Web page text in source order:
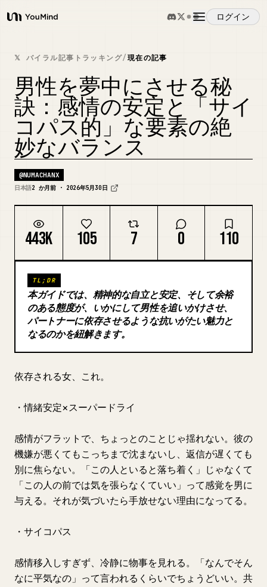
YouMind
ログイン
概要
ユースケース
スキル
プロンプト
料金
ダウンロード
ブログ
更新情報
𝕏 バイラル記事トラッキング/現在の記事
男性を夢中にさせる秘
訣：感情の安定と「サイ
コパス的」な要素の絶
妙なバランス
@NUMACHANX
日本語2 か月前 · 2026年5月30日
443K 105 7 0 110
TL;DR
本ガイドでは、精神的な自立と安定、そして余裕
のある態度が、いかにして男性を追いかけさせ、
パートナーに依存させるような抗いがたい魅力と
なるのかを紐解きます。
依存される女、これ。
・情緒安定×スーパードライ
感情がフラットで、ちょっとのことじゃ揺れない。彼の
機嫌が悪くてもこっちまで沈まないし、返信が遅くても
別に焦らない。「この人といると落ち着く」じゃなくて
「この人の前では気を張らなくていい」って感覚を男に
与える。それが気づいたら手放せない理由になってる。
・サイコパス
感情移入しすぎず、冷静に物事を見れる。「なんでそん
なに平気なの」って言われるくらいでちょうどいい。共